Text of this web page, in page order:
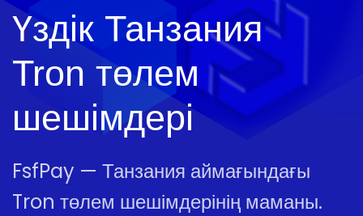
Үздік Танзания
Tron төлем
шешімдері
FsfPay — Танзания аймағындағы
Tron төлем шешімдерінің маманы.